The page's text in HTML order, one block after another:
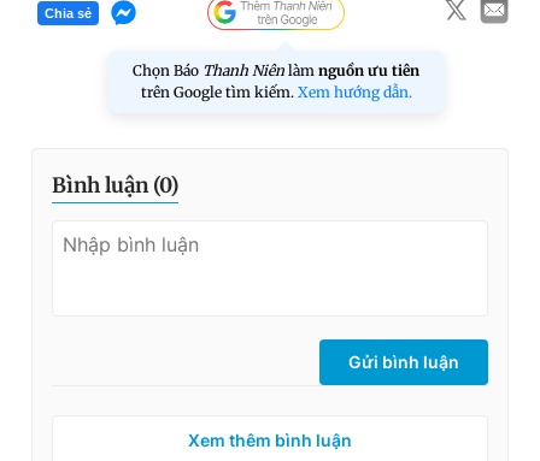
Chia sẻ
Chọn Báo Thanh Niên làm nguồn ưu tiên
trên Google tìm kiếm. Xem hướng dẫn.
Bình luận (0)
Gửi bình luận
Xem thêm bình luận